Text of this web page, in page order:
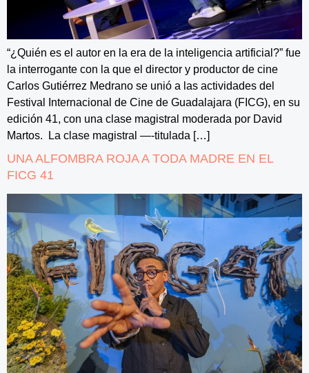
“¿Quién es el autor en la era de la inteligencia artificial?” fue
la interrogante con la que el director y productor de cine
Carlos Gutiérrez Medrano se unió a las actividades del
Festival Internacional de Cine de Guadalajara (FICG), en su
edición 41, con una clase magistral moderada por David
Martos. La clase magistral —-titulada […]
UNA ALFOMBRA ROJA A TODA MADRE EN EL
FICG 41